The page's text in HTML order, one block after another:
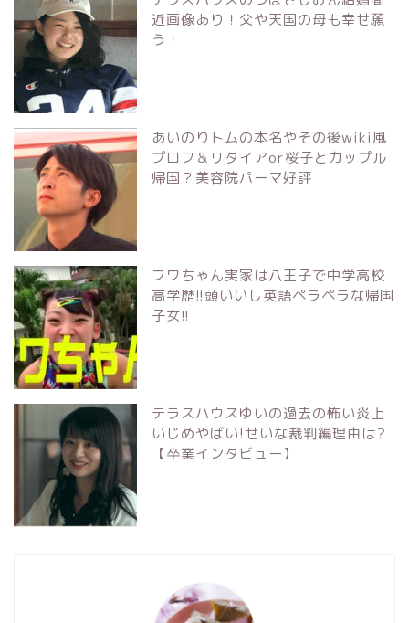
近画像あり！父や天国の母も幸せ願
う！
あいのりトムの本名やその後wiki風
プロフ＆リタイアor桜子とカップル
帰国？美容院パーマ好評
フワちゃん実家は八王子で中学高校
高学歴!!頭いいし英語ペラペラな帰国
子女!!
テラスハウスゆいの過去の怖い炎上
いじめやばい!せいな裁判編理由は?
【卒業インタビュー】